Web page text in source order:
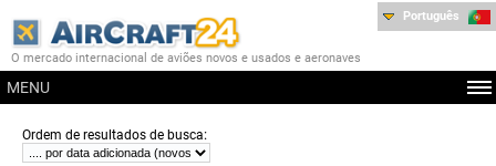
O mercado internacional de aviões novos e usados e aeronaves
MENU
Português
Ordem de resultados de busca: